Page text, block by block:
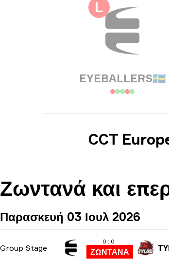
L
EYEBALLERS🇸🇪
CCT
Ζωντανά και
Παρασκευή 03 Ιουλ 2026
Group Stage
0 : 0
ΖΩΝΤΑΝΑ